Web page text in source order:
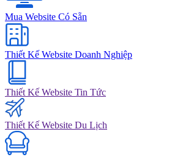
Mua Website Có Sẵn
Thiết Kế Website Doanh Nghiệp
Thiết Kế Website Tin Tức
Thiết Kế Website Du Lịch